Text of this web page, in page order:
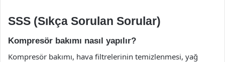
SSS (Sıkça Sorulan Sorular)
Kompresör bakımı nasıl yapılır?
Kompresör bakımı, hava filtrelerinin temizlenmesi, yağ